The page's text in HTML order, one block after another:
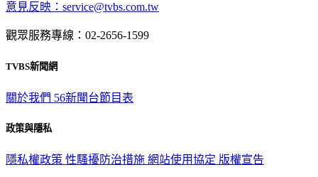
意見反映：service@tvbs.com.tw
觀眾服務專線：02-2656-1599
TVBS新聞網
關於我們 56新聞台節目表
政策與隱私
隱私權政策 性騷擾防治措施 網站使用協定 版權宣告